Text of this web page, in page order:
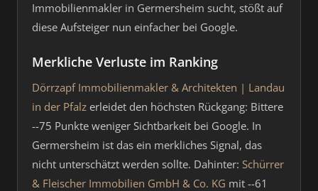
Immobilienmakler in Germersheim sucht, stößt auf
diese Aufsteiger nun einfacher bei Google.
Merkliche Verluste im Ranking
Dörrzapf Immobilienmakler & Architekten | Landau
in der Pfalz erleidet den höchsten Rückgang: Bittere
--75 Punkte weniger Sichtbarkeit bei Google. In
Germersheim ist das ein merkliches Signal, das
nicht unterschätzt werden sollte. Dahinter: Schürrer
& Fleischer Immobilien GmbH & Co. KG mit --61